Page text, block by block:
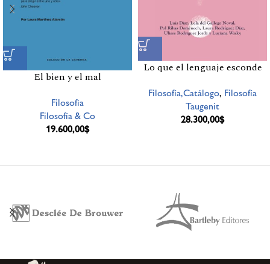
El bien y el mal
Filosofía
Filosofía & Co
19.600,00$
Lo que el lenguaje esconde
Filosofía,Catálogo, Filosofía
Taugenit
28.300,00$